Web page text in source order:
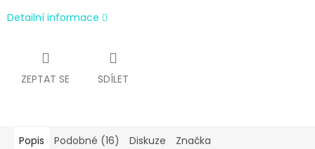
Detailní informace
ZEPTAT SE SDÍLET
Popis Podobné (16) Diskuze Značka